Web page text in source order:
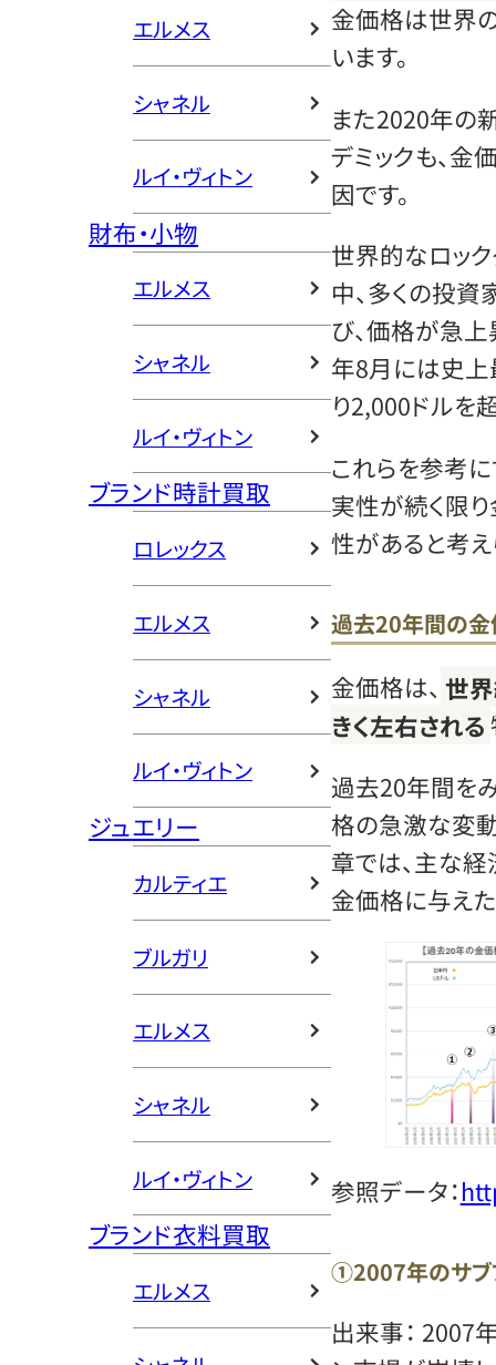
エルメス
シャネル
ルイ・ヴィトン
財布・小物
エルメス
シャネル
ルイ・ヴィトン
ブランド時計買取
ロレックス
エルメス
シャネル
ルイ・ヴィトン
ジュエリー
カルティエ
ブルガリ
エルメス
シャネル
ルイ・ヴィトン
ブランド衣料買取
エルメス
金価格は世界
います。
また2020年の
デミックも、
因です。
世界的なロッ
中、多くの投
び、価格が急上
年8月には史上
り2,000ドルを
これらを参考
実性が続く限
性があると考え
過去20年間の
金価格は、 世
きく左右される
過去20年間を
格の急激な変
章では、主な
金価格に与え
参照データ：
①2007年のサブ
出来事： 2007